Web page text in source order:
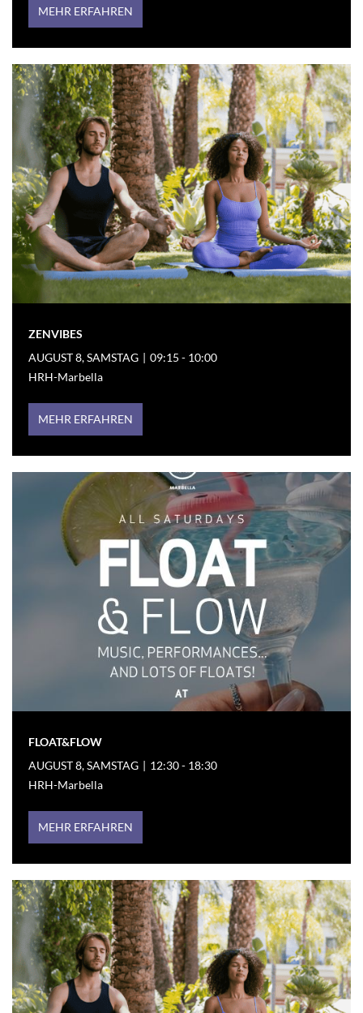
MEHR ERFAHREN
ZENVIBES
AUGUST 8, SAMSTAG
09:15 - 10:00
HRH-Marbella
MEHR ERFAHREN
FLOAT&FLOW
AUGUST 8, SAMSTAG
12:30 - 18:30
HRH-Marbella
MEHR ERFAHREN